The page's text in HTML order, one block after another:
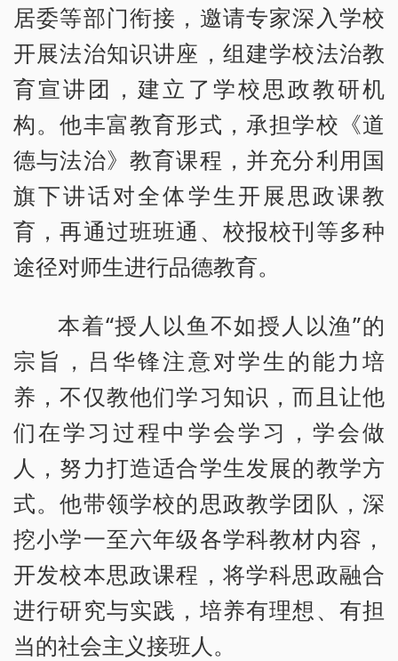
居委等部门衔接，邀请专家深入学校
开展法治知识讲座，组建学校法治教
育宣讲团，建立了学校思政教研机
构。他丰富教育形式，承担学校《道
德与法治》教育课程，并充分利用国
旗下讲话对全体学生开展思政课教
育，再通过班班通、校报校刊等多种
途径对师生进行品德教育。
本着“授人以鱼不如授人以渔”的
宗旨，吕华锋注意对学生的能力培
养，不仅教他们学习知识，而且让他
们在学习过程中学会学习，学会做
人，努力打造适合学生发展的教学方
式。他带领学校的思政教学团队，深
挖小学一至六年级各学科教材内容，
开发校本思政课程，将学科思政融合
进行研究与实践，培养有理想、有担
当的社会主义接班人。